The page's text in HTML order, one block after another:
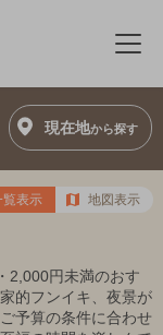
メ
現在地から探す
覧表示 地図表示
2,000円未満のおす
的フンイキ、夜景が
予算の条件に合わせ